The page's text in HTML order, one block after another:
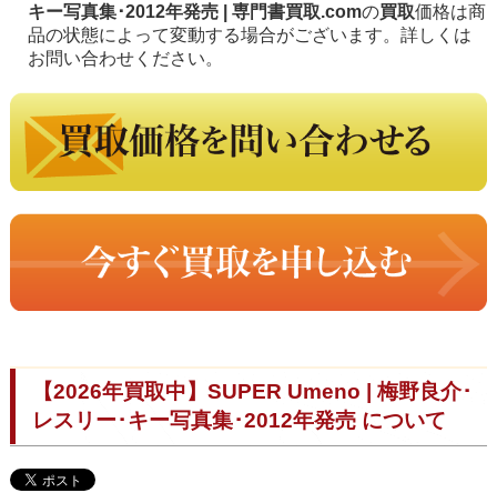
キー写真集･2012年発売 | 専門書買取.comの買取価格は商
品の状態によって変動する場合がございます。詳しくは
お問い合わせください。
【2026年買取中】SUPER Umeno | 梅野良介･
レスリー･キー写真集･2012年発売 について